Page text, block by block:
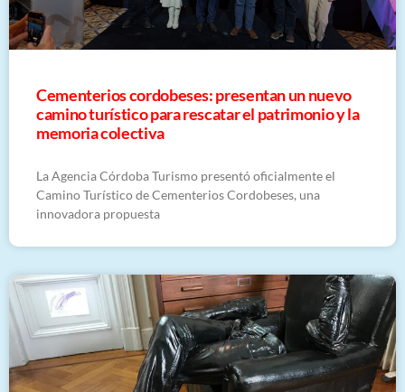
Cementerios cordobeses: presentan un nuevo
camino turístico para rescatar el patrimonio y la
memoria colectiva
La Agencia Córdoba Turismo presentó oficialmente el
Camino Turístico de Cementerios Cordobeses, una
innovadora propuesta